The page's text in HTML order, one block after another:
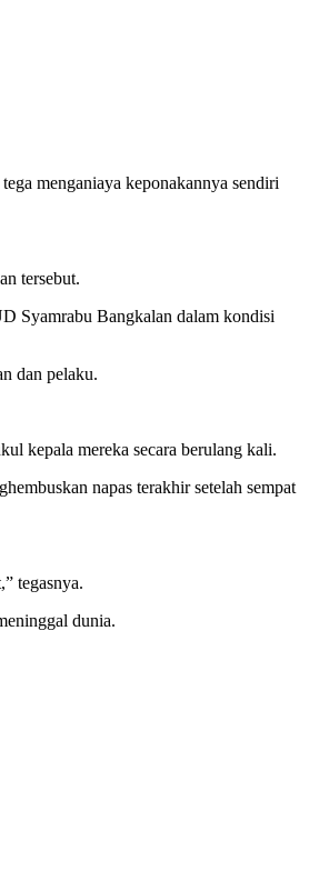
menganiaya keponakannya sendiri
tersebut.
Syamrabu Bangkalan dalam kondisi
dan pelaku.
kepala mereka secara berulang kali.
napas terakhir setelah sempat
tegasnya.
dunia.